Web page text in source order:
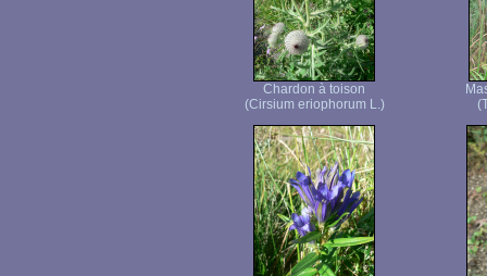
Chardon à toison
(Cirsium eriophorum L.)